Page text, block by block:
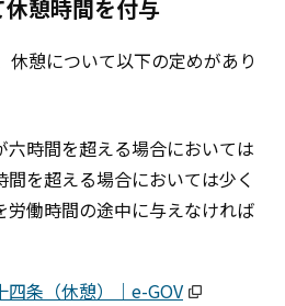
憩時間を付与
休憩について以下の定めがあり
六時間を超える場合においては
を超える場合においては少く
労働時間の途中に与えなければ
条（休憩）｜e-GOV